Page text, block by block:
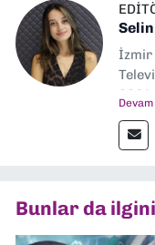
Selin
İzmir
2024
Devam
Bunlar da